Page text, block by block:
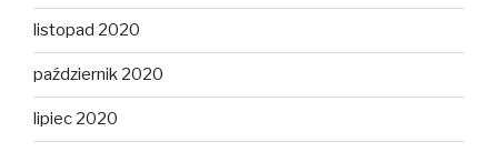
listopad 2020
październik 2020
lipiec 2020